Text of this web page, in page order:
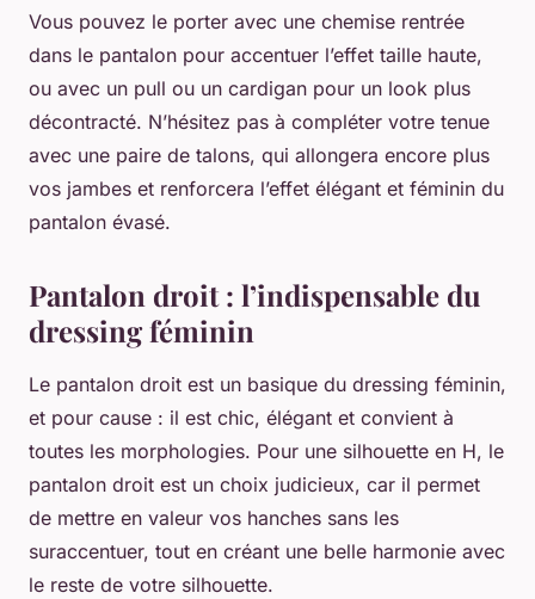
Vous pouvez le porter avec une chemise rentrée
dans le pantalon pour accentuer l’effet taille haute,
ou avec un pull ou un cardigan pour un look plus
décontracté. N’hésitez pas à compléter votre tenue
avec une paire de talons, qui allongera encore plus
vos jambes et renforcera l’effet élégant et féminin du
pantalon évasé.
Pantalon droit : l’indispensable du
dressing féminin
Le pantalon droit est un basique du dressing féminin,
et pour cause : il est chic, élégant et convient à
toutes les morphologies. Pour une silhouette en H, le
pantalon droit est un choix judicieux, car il permet
de mettre en valeur vos hanches sans les
suraccentuer, tout en créant une belle harmonie avec
le reste de votre silhouette.